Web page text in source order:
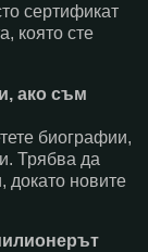
сертификат
която сте
ако съм
биографии,
Трябва да
докато новите